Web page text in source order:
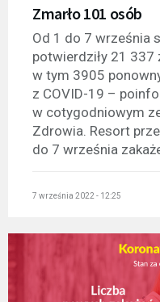
Zmarło 101 osób
Od 1 do 7 września
potwierdziły 21 337
w tym 3905
z COVID-19 –
w cotygodniowym
Zdrowia. Resort
do 7 września
7 września 2022 - 12:25